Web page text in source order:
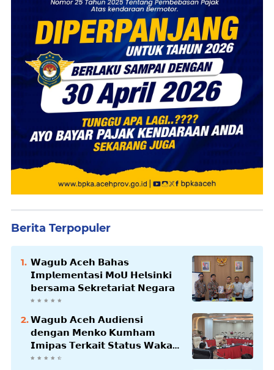
Berita Terpopuler
𝗪𝗮𝗴𝘂𝗯 𝗔𝗰𝗲𝗵 𝗕𝗮𝗵𝗮𝘀
𝗜𝗺𝗽𝗹𝗲𝗺𝗲𝗻𝘁𝗮𝘀𝗶 𝗠𝗼𝗨 𝗛𝗲𝗹𝘀𝗶𝗻𝗸𝗶
𝗯𝗲𝗿𝘀𝗮𝗺𝗮 𝗦𝗲𝗸𝗿𝗲𝘁𝗮𝗿𝗶𝗮𝘁 𝗡𝗲𝗴𝗮𝗿𝗮
𝗪𝗮𝗴𝘂𝗯 𝗔𝗰𝗲𝗵 𝗔𝘂𝗱𝗶𝗲𝗻𝘀𝗶
𝗱𝗲𝗻𝗴𝗮𝗻 𝗠𝗲𝗻𝗸𝗼 𝗞𝘂𝗺𝗵𝗮𝗺
𝗜𝗺𝗶𝗽𝗮𝘀 𝗧𝗲𝗿𝗸𝗮𝗶𝘁 𝗦𝘁𝗮𝘁𝘂𝘀 𝗪𝗮𝗸𝗮𝗳
𝗕𝗹𝗮𝗻𝗴𝗽𝗮𝗱𝗮𝗻𝗴